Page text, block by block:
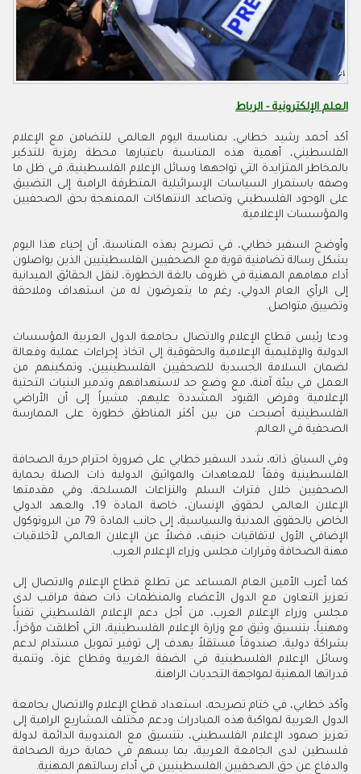
العلم الإلكترونية - الرباط
أكد أحمد رشيد خطابي، بمناسبة اليوم العالمي للتضامن مع الإعلام
الفلسطيني، أهمية هذه المناسبة باعتبارها محطة رمزية للتذكير
بالمخاطر المتزايدة التي تواجهها وسائل الإعلام الفلسطينية، في ظل ما
وصفه باستمرار السياسات الإسرائيلية المتطرفة الرامية إلى التضييق
على الوجود الفلسطيني وتصاعد الانتهاكات الممنهجة بحق الصحفيين
والمؤسسات الإعلامية.
وأوضح السفير خطابي، في تصريح بهذه المناسبة، أن إحياء هذا اليوم
يشكل رسالة تضامنية قوية مع الصحفيين الفلسطينيين الذين يواصلون
أداء مهامهم المهنية في ظروف بالغة الخطورة، لنقل الحقائق الميدانية
إلى الرأي العام الدولي، رغم ما يتعرضون له من استهداف وملاحقة
وتضييق متواصل.
ودعا رئيس قطاع الإعلام والاتصال بـجامعة الدول العربية المؤسسات
الدولية والإقليمية الإعلامية والحقوقية إلى اتخاذ إجراءات عملية وفعالة
لضمان السلامة الجسدية للصحفيين الفلسطينيين، وتمكينهم من
العمل في بيئة آمنة، مع وضع حد لاستهدافهم وتدمير البنيات التحتية
الإعلامية وفرض القيود المشددة عليهم، مشيراً إلى أن الأراضي
الفلسطينية أصبحت من بين أكثر المناطق خطورة على الممارسة
الصحفية في العالم.
وفي السياق ذاته، شدد السفير خطابي على ضرورة احترام حرية الصحافة
الفلسطينية وفقاً للمعاهدات والمواثيق الدولية ذات الصلة بحماية
الصحفيين خلال فترات السلم والنزاعات المسلحة، وفي مقدمتها
الإعلان العالمي لحقوق الإنسان، خاصة المادة 19، والعهد الدولي
الخاص بالحقوق المدنية والسياسية، إلى جانب المادة 79 من البروتوكول
الإضافي الأول لاتفاقيات جنيف، فضلاً عن الإعلان العالمي لأخلاقيات
مهنة الصحافة وقرارات مجلس وزراء الإعلام العرب.
كما أعرب الأمين العام المساعد عن تطلع قطاع الإعلام والاتصال إلى
تعزيز التعاون مع الدول الأعضاء والمنظمات ذات صفة مراقب لدى
مجلس وزراء الإعلام العرب، من أجل دعم الإعلام الفلسطيني تقنياً
ومهنياً، بتنسيق وثيق مع وزارة الإعلام الفلسطينية، التي أطلقت مؤخراً،
بشراكة دولية، صندوقاً مستقلاً يهدف إلى توفير تمويل مستدام لدعم
وسائل الإعلام الفلسطينية في الضفة الغربية وقطاع غزة، وتنمية
قدراتها المهنية لمواجهة التحديات الراهنة.
وأكد خطابي، في ختام تصريحه، استعداد قطاع الإعلام والاتصال بجامعة
الدول العربية لمواكبة هذه المبادرات ودعم مختلف المشاريع الرامية إلى
تعزيز صمود الإعلام الفلسطيني، بتنسيق مع المندوبية الدائمة لدولة
فلسطين لدى الجامعة العربية، بما يسهم في حماية حرية الصحافة
والدفاع عن حق الصحفيين الفلسطينيين في أداء رسالتهم المهنية.